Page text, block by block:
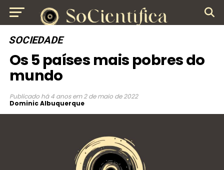
SOCIEDADE
Os 5 países mais pobres do
mundo
Publicado há 4 anos em 2 de maio de 2022
Dominic Albuquerque